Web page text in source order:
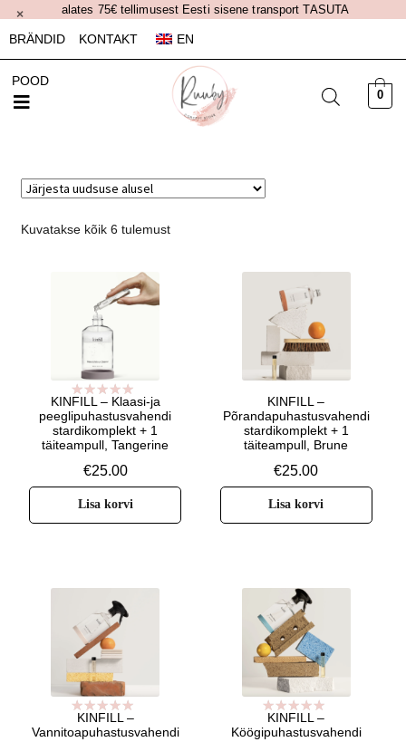
alates 75€ tellimusest Eesti sisene transport TASUTA
×
BRÄNDID
KONTAKT EN
POOD
0
Kuvatakse kõik 6 tulemust
KINFILL – Klaasi-ja
peeglipuhastusvahendi
stardikomplekt + 1
täiteampull, Tangerine
Hinnanguga
5.00/ 5
€25.00
Lisa korvi
KINFILL –
Põrandapuhastusvahendi
stardikomplekt + 1
täiteampull, Brune
€25.00
Lisa korvi
KINFILL –
Vannitoapuhastusvahendi
Hinnanguga
KINFILL –
Köögipuhastusvahendi
Hinnanguga